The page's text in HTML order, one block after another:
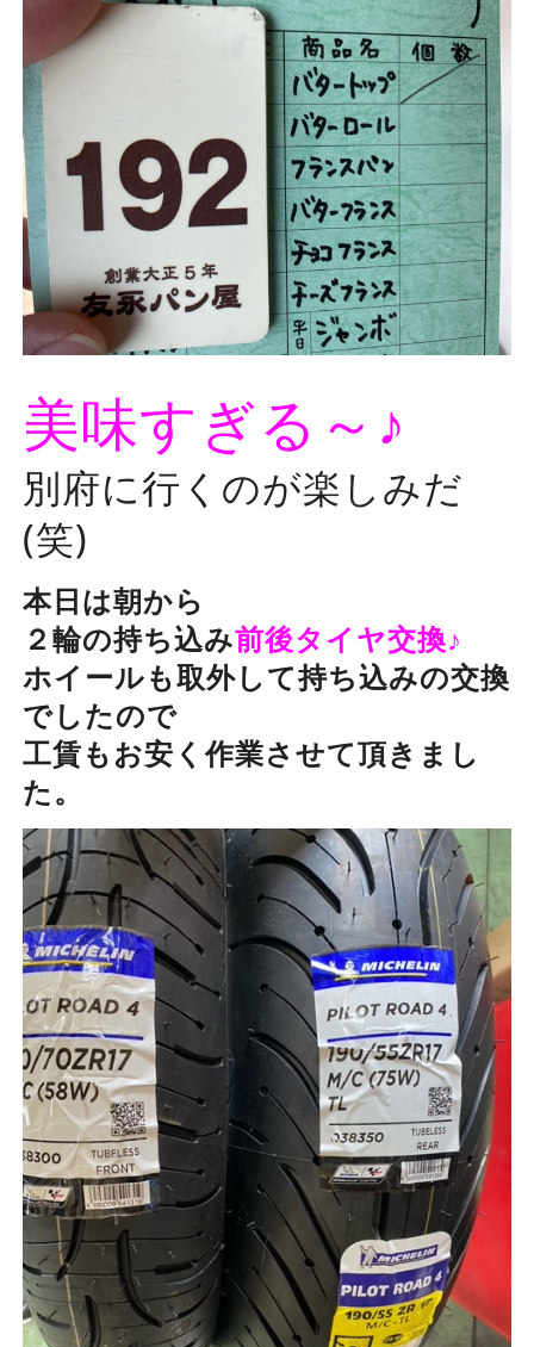
美味すぎる～♪
別府に行くのが楽しみだ
(笑)
本日は朝から
２輪の持ち込み前後タイヤ交換♪
ホイールも取外して持ち込みの交換
でしたので
工賃もお安く作業させて頂きまし
た。